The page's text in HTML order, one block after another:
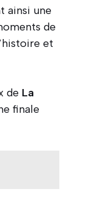
ainsi une
de
et
de La
finale